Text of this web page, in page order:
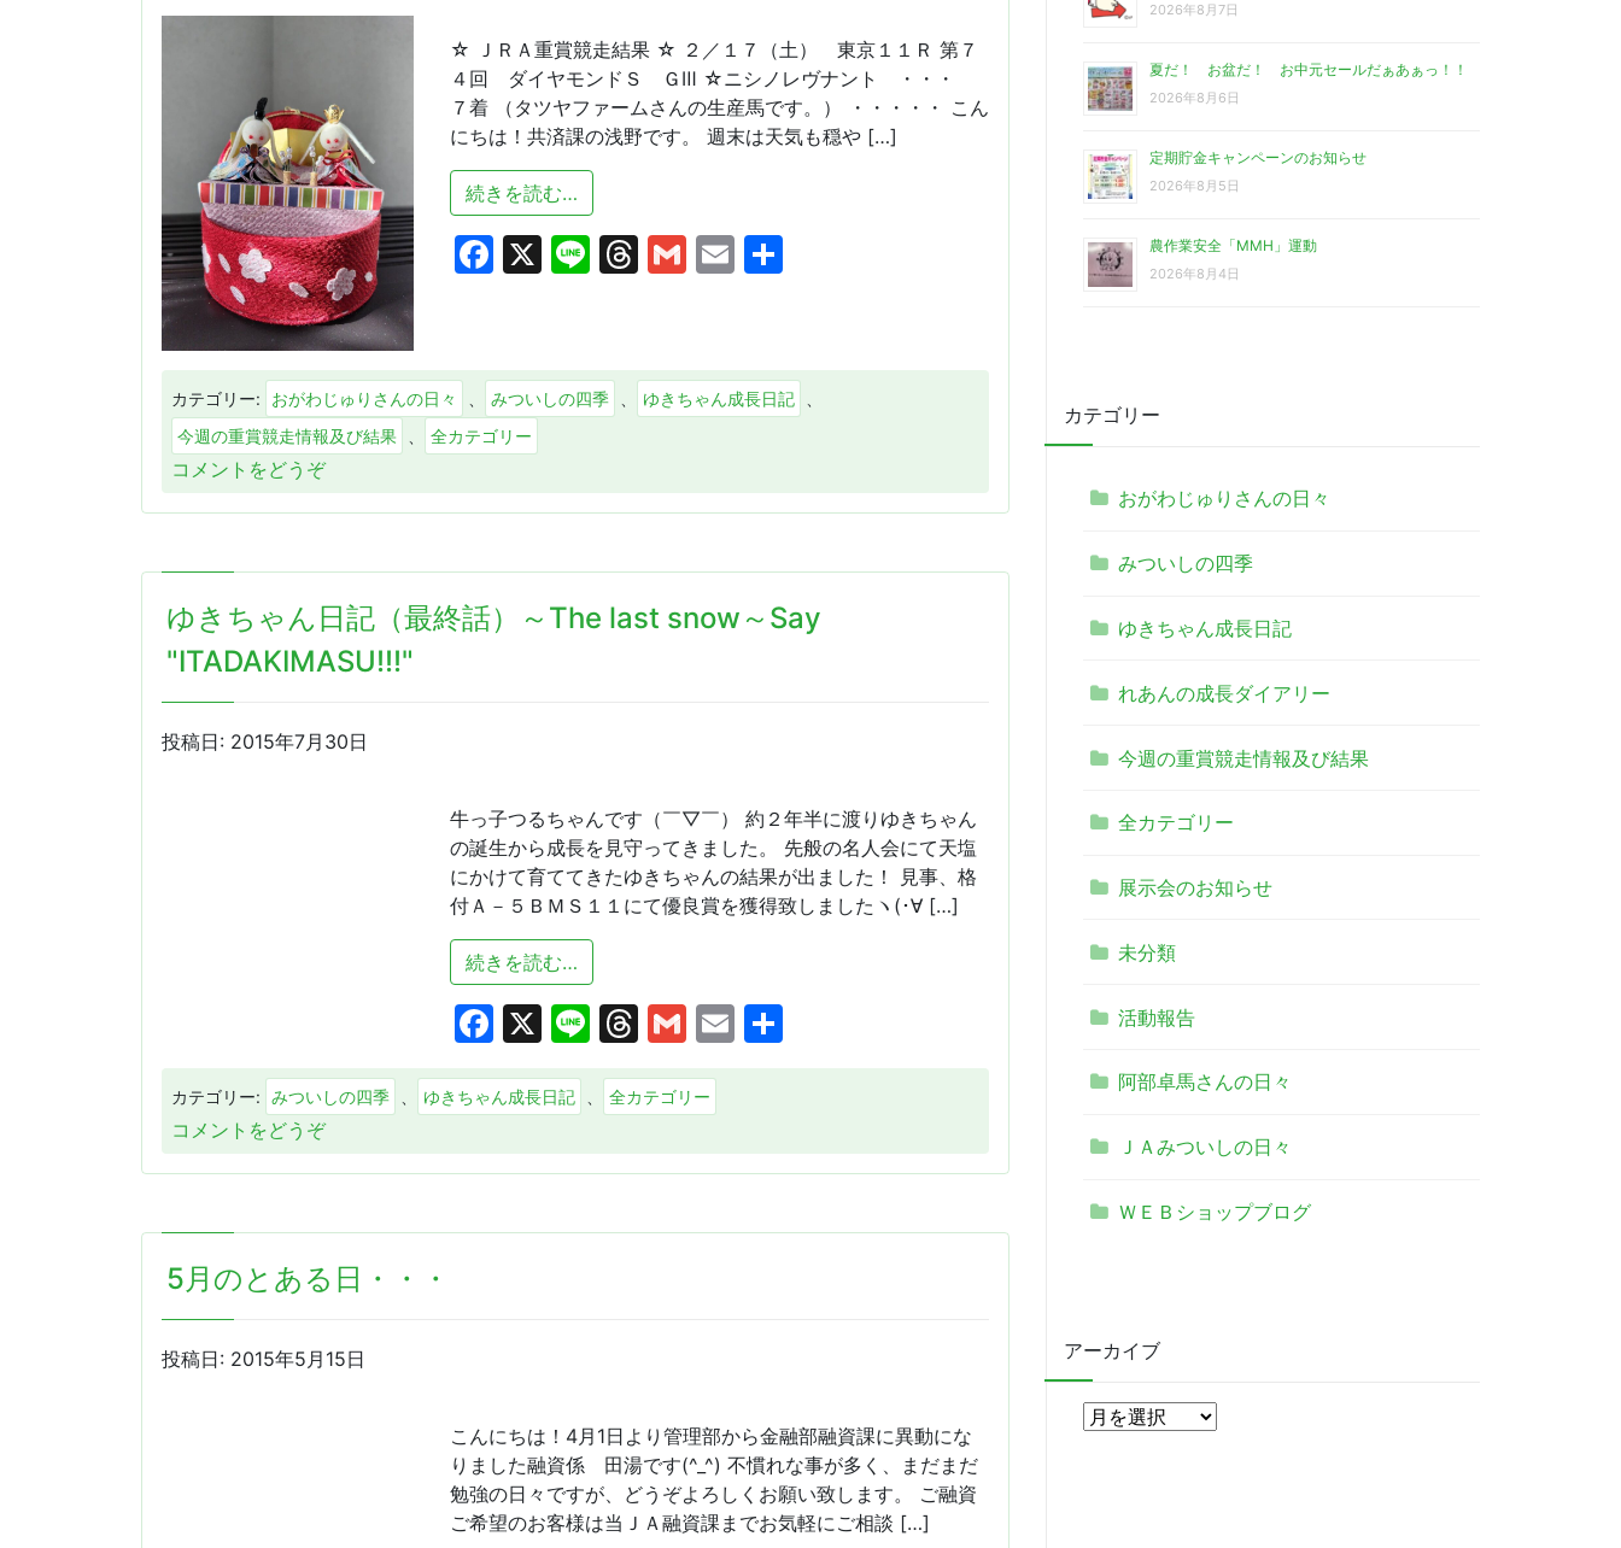
☆ ＪＲＡ重賞競走結果 ☆ ２／１７（土） 東京１１Ｒ 第７
４回 ダイヤモンドＳ ＧⅢ ☆ニシノレヴナント ・・・
７着 （タツヤファームさんの生産馬です。） ・・・・・ こん
にちは！共済課の浅野です。 週末は天気も穏や […]
続きを読む…from もうすぐ春？（ＪＲＡ重賞競走結果）
Facebook
X LineThreads
Gmail
Email
共
カテゴリー: おがわじゅりさんの日々 、 みついしの四季 、 ゆきちゃん成長日記 、
今週の重賞競走情報及び結果 、 全カテゴリー
コメントをどうぞ(も
（Ｊ
Ａ
賞
競
ゆきちゃん日記（最終話）～The last snow～Say
"ITADAKIMASU!!!"
投稿日: 2015年7月30日
牛っ子つるちゃんです（￣▽￣） 約２年半に渡りゆきちゃん
の誕生から成長を見守ってきました。 先般の名人会にて天塩
にかけて育ててきたゆきちゃんの結果が出ました！ 見事、格
付Ａ－５ＢＭＳ１１にて優良賞を獲得致しましたヽ(･∀ […]
続きを読む…from ゆきちゃん日記（最終話）～The last snow～Say "ITADAKIMASU!!!"
Facebook
X LineThreads
Gmail
Email
共
カテゴリー: みついしの四季 、 ゆきちゃん成長日記 、 全カテゴリー
コメントをどうぞ(ゆ
日
終
5月のとある日・・・
投稿日: 2015年5月15日
こんにちは！4月1日より管理部から金融部融資課に異動にな
りました融資係 田湯です(^_^) 不慣れな事が多く、まだまだ
勉強の日々ですが、どうぞよろしくお願い致します。 ご融資
ご希望のお客様は当ＪＡ融資課までお気軽にご相談 […]
2026年8月7日
夏だ！ お盆だ！ お中元セールだぁあぁっ！！
2026年8月6日
定期貯金キャンペーンのお知らせ
2026年8月5日
農作業安全「MMH」運動
2026年8月4日
カテゴリー
おがわじゅりさんの日々
みついしの四季
ゆきちゃん成長日記
れあんの成長ダイアリー
今週の重賞競走情報及び結果
全カテゴリー
展示会のお知らせ
未分類
活動報告
阿部卓馬さんの日々
ＪＡみついしの日々
ＷＥＢショップブログ
アーカイブ
ア